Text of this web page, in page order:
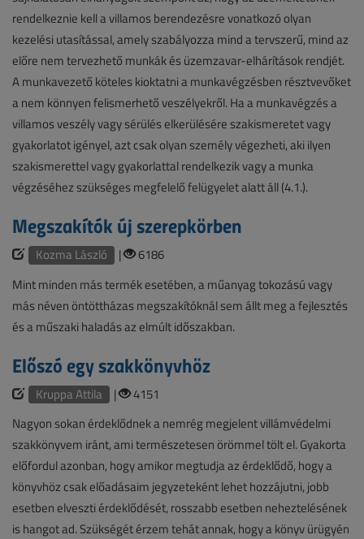
rendelkeznie kell a villamos berendezésre vonatkozó olyan
kezelési utasítással, amely szabályozza mind a tervszerű, mind az
előre nem tervezhető munkák és üzemzavar-elhárítások rendjét.
A munkavezető köteles kioktatni a munkavégzésben résztvevőket
a nem könnyen felismerhető veszélyekről. Ha a munkavégzés a
villamos veszély vagy sérülés elkerülésére szakismeretet vagy
gyakorlatot igényel, azt csak olyan személy végezheti, aki ilyen
szakismerettel vagy gyakorlattal rendelkezik vagy a munka
végzéséhez szükséges megfelelő felügyelet alatt áll (4.1.).
Megszakítók új szerepkörben
Kozma László |
6186
Mint minden más termék esetében, a műanyag tokozású vagy
más néven öntöttházas megszakítóknál sem állt meg a fejlesztés
és a műszaki haladás az elmúlt időszakban.
Előszó egy szakkönyvhöz
Kruppa Attila |
4151
Nagyon sokan érdeklődnek a nemrég megjelent villámvédelmi
szakkönyvem iránt, ami természetesen örömmel tölt el. Gyakorta
előfordul azonban, hogy amikor megtudja az érdeklődő, hogy a
könyvhöz csak előadásaim jegyzeteként lehet hozzájutni, jobb
esetben elveszti érdeklődését, rosszabb esetben neheztelésének
is hangot ad. Szükségét érzem tehát annak, hogy a könyv ürügyén